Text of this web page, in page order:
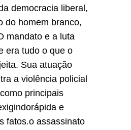
democracia liberal,
do homem branco,
mandato e a luta
era tudo o que o
Sua atuação
a violência policial
principais
e
fatos.o assassinato